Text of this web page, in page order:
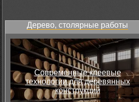
Дерево, столярные работы
Современные клеевые
технологии для деревянных
конструкций